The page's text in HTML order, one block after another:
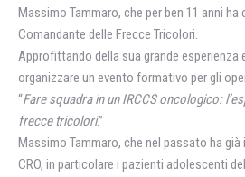
Massimo Tammaro, che per ben 11 anni
Comandante delle Frecce Tricolori.
Approfittando della sua grande esperienza
organizzare un evento formativo per gli
“Fare squadra in un IRCCS oncologico:
frecce tricolori.”
Massimo Tammaro, che nel passato ha
CRO, in particolare i pazienti adolescenti